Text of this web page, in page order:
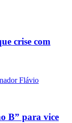
crise com
B” para vice